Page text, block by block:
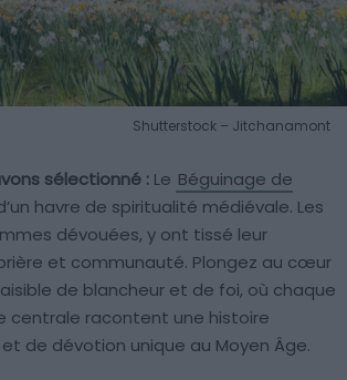
Shutterstock – Jitchanamont
sélectionné : Le Béguinage de
havre de spiritualité médiévale. Les
dévouées, y ont tissé leur
et communauté. Plongez au cœur
de blancheur et de foi, où chaque
centrale racontent une histoire
de dévotion unique au Moyen Âge.